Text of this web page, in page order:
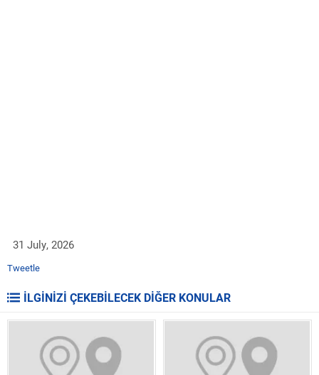
31 July, 2026
Tweetle
İLGİNİZİ ÇEKEBİLECEK DİĞER KONULAR